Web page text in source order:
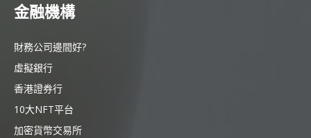
金融機構
財務公司邊間好?
虛擬銀行
香港證券行
10大NFT平台
加密貨幣交易所